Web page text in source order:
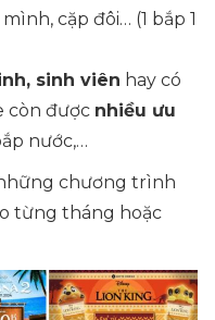
cặp đôi… (1 bắp 1
sinh viên hay có
còn được nhiều ưu
nước,…
chương trình
từng tháng hoặc